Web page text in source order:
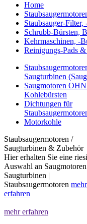
Home
Staubsauger-
Schrubb-Bürsten,
Kehrmaschinen, -
Reinigungs-Pads
Saugturbinen
Saugmotoren
Kohlebürsten
Dichtungen für
Motorkohle
Staubsaugermotoren /
Saugturbinen & Zubehör
Hier erhalten Sie eine
Auswahl an
Saugturbinen |
Staubsaugermotoren mehr
erfahren
mehr erfahren